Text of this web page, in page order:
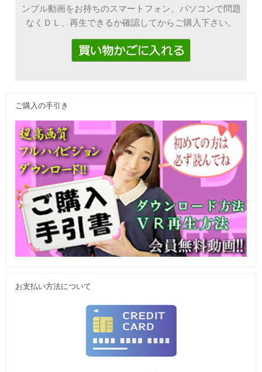
ンプル動画をお持ちのスマートフォン、パソコンで問題
なくＤＬ、再生できるか確認してからご購入下さい。
ご購入の手引き
お支払い方法について